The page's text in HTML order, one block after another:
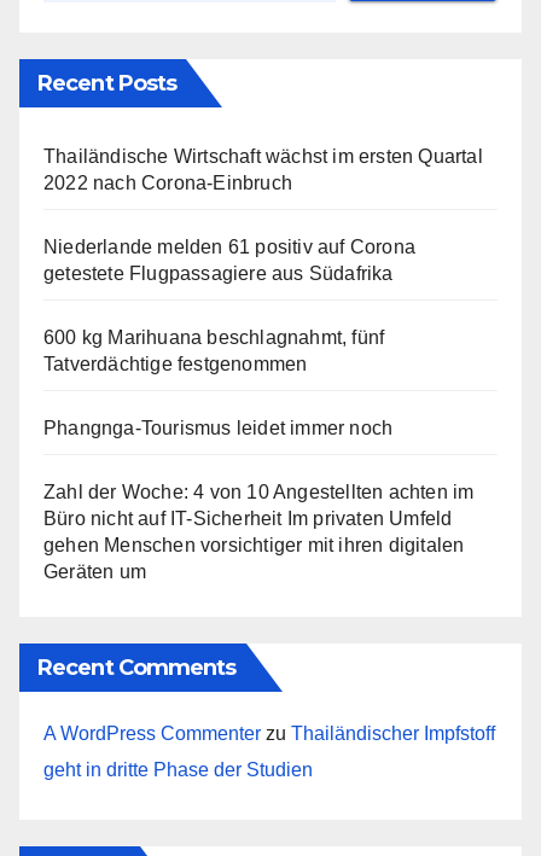
Recent Posts
Thailändische Wirtschaft wächst im ersten Quartal
2022 nach Corona-Einbruch
Niederlande melden 61 positiv auf Corona
getestete Flugpassagiere aus Südafrika
600 kg Marihuana beschlagnahmt, fünf
Tatverdächtige festgenommen
Phangnga-Tourismus leidet immer noch
Zahl der Woche: 4 von 10 Angestellten achten im
Büro nicht auf IT-Sicherheit Im privaten Umfeld
gehen Menschen vorsichtiger mit ihren digitalen
Geräten um
Recent Comments
A WordPress Commenter zu Thailändischer Impfstoff
geht in dritte Phase der Studien